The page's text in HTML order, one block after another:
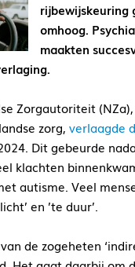
rijbewijskeuring
omhoog.
maakten
Zorgautoriteit (NZa),
zorg, verlaagde
Dit gebeurde
klachten
autisme. Veel
en ’te duur’.
de zogeheten